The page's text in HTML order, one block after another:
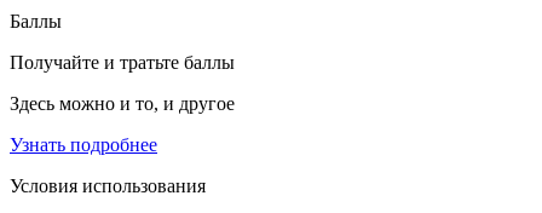
Баллы
Получайте и тратьте баллы
Здесь можно и то, и другое
Узнать подробнее
Условия использования